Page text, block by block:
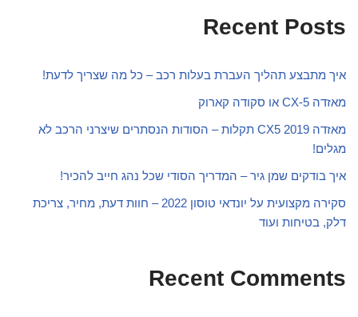
Recent Posts
איך מתבצע תהליך העברת בעלות רכב – כל מה שצריך לדעת!
מאזדה CX-5 או סקודה קארוק
מאזדה CX5 2019 תקלות – הסודות הנסתרים שיצרני הרכב לא
מגלים!
איך בודקים שמן גיר – המדריך הסודי שכל נהג חייב להכיר!
סקירה מקצועית על יונדאי טוסון 2022 – חוות דעת, מחיר, צריכת
דלק, בטיחות ועוד
Recent Comments